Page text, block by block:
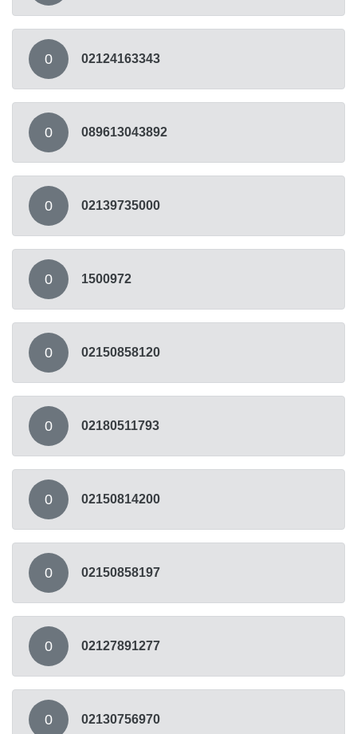
0 02124163343
0 089613043892
0 02139735000
0 1500972
0 02150858120
0 02180511793
0 02150814200
0 02150858197
0 02127891277
0 02130756970